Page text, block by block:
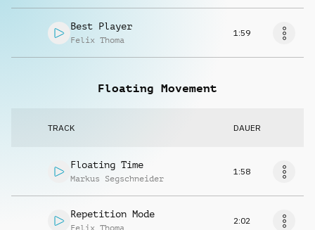
Best Player
Felix Thoma
1:59
Floating Movement
TRACK DAUER
Floating Time
Markus Segschneider
1:58
Repetition Mode
Felix Thoma
2:02